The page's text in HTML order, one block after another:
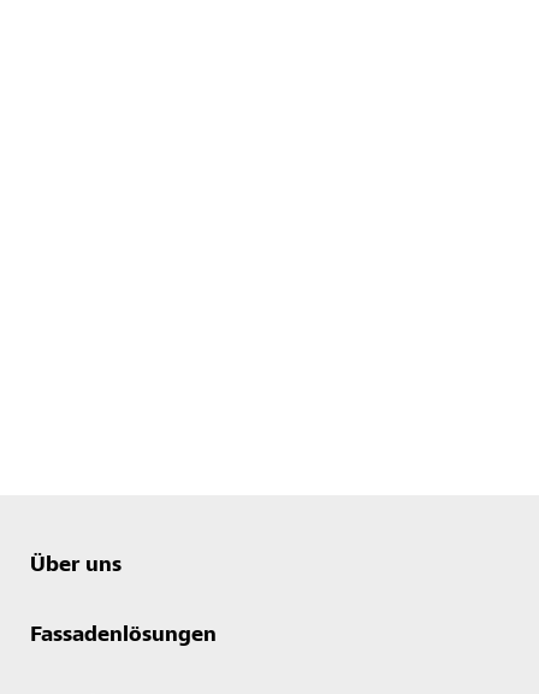
Über uns
Fassadenlösungen